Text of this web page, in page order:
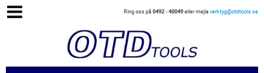
Ring oss på0492 - 40049eller mejlaverktyg@otdtools.se